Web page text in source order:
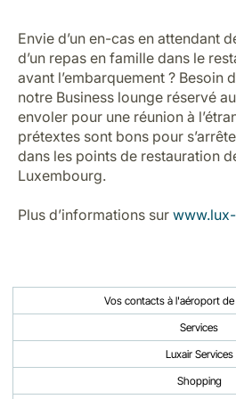
Envie d’un en-cas en attendant
d’un repas en famille dans le
avant l’embarquement ? Besoin
notre Business lounge réservé
envoler pour une réunion à
prétextes sont bons pour
dans les points de restauration
Luxembourg.
Plus d’informations sur
Vos contacts à l'aéroport
Services
Luxair Services
Shopping